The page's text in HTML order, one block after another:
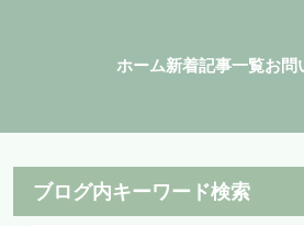
ホーム新着記事一覧お問
ブログ内キーワード検索